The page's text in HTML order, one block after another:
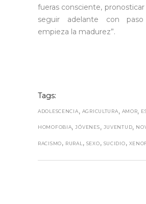
fueras consciente,
seguir adelante con
empieza la madurez”.
Tags:
ADOLESCENCIA, AGRICULTURA, AMOR,
HOMOFOBIA,JÓVENES, JUVENTUD,
RACISMO, RURAL , SEXO, SUCIDIO,